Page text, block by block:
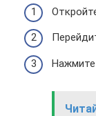
Нажмите